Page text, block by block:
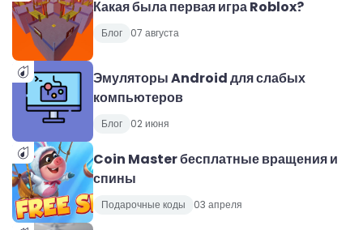
Какая была первая игра Roblox?
Блог 07 августа
Эмуляторы Android для слабых
компьютеров
Блог 02 июня
Coin Master бесплатные вращения и
спины
Подарочные коды 03 апреля